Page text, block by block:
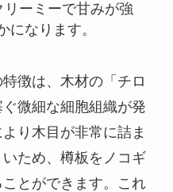
リーミーで甘みが強
になります。
徴は、木材の「チロ
微細な細胞組織が発
り木目が非常に詰ま
ため、樽板をノコギ
とができます。これ